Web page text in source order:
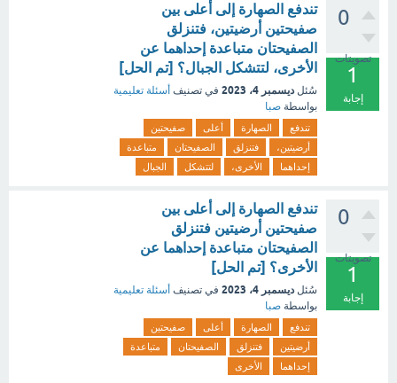
0
تصويتات
1
إجابة
تندفع الصهارة إلى أعلى بين
صفيحتين أرضيتين، فتنزلق
الصفيحتان متباعدة إحداهما عن
الأخرى، لتتشكل الجبال؟ [تم الحل]
سُئل ديسمبر 4، 2023 في تصنيف أسئلة تعليمية
بواسطة صبا
تندفع الصهارة أعلى
صفيحتين
أرضيتين،
فتنزلق الصفيحتان
متباعدة
إحداهما
الأخرى، لتتشكل الجبال
0
تصويتات
1
إجابة
تندفع الصهارة إلى أعلى بين
صفيحتين أرضيتين فتنزلق
الصفيحتان متباعدة إحداهما عن
الأخرى؟ [تم الحل]
سُئل ديسمبر 4، 2023 في تصنيف أسئلة تعليمية
بواسطة صبا
تندفع الصهارة أعلى
صفيحتين
أرضيتين
فتنزلق الصفيحتان
متباعدة
إحداهما
الأخرى